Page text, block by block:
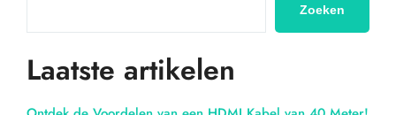
Meter
HDMI
voor
Zoeken
Laatste artikelen